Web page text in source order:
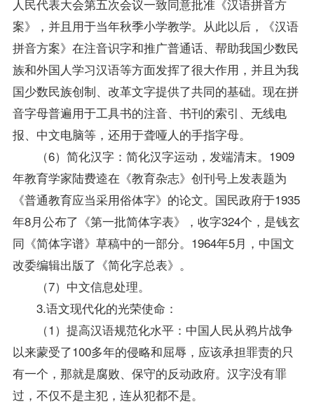
人民代表大会第五次会议一致同意批准《汉语拼音方
案》，并且用于当年秋季小学教学。从此以后，《汉语
拼音方案》在注音识字和推广普通话、帮助我国少数民
族和外国人学习汉语等方面发挥了很大作用，并且为我
国少数民族创制、改革文字提供了共同的基础。现在拼
音字母普遍用于工具书的注音、书刊的索引、无线电
报、中文电脑等，还用于聋哑人的手指字母。
（6）简化汉字：简化汉字运动，发端清末。1909
年教育学家陆费逵在《教育杂志》创刊号上发表题为
《普通教育应当采用俗体字》的论文。国民政府于1935
年8月公布了《第一批简体字表》，收字324个，是钱玄
同《简体字谱》草稿中的一部分。1964年5月，中国文
改委编辑出版了《简化字总表》。
（7）中文信息处理。
3.语文现代化的光荣使命：
（1）提高汉语规范化水平：中国人民从鸦片战争
以来蒙受了100多年的侵略和屈辱，应该承担罪责的只
有一个，那就是腐败、保守的反动政府。汉字没有罪
过，不仅不是主犯，连从犯都不是。